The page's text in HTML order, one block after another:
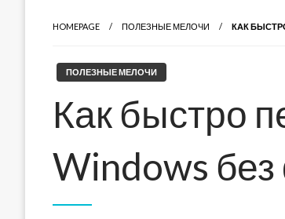
HOMEPAGE ПОЛЕЗНЫЕ МЕЛОЧИ КАК
ПОЛЕЗНЫЕ МЕЛОЧИ
Как быстро
Windows